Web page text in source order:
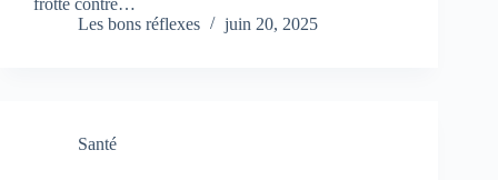
frotte contre…
Les bons réflexes
juin 20, 2025
Santé